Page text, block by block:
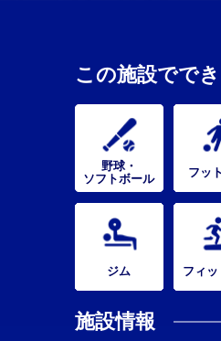
この施設でで
野球・
ソフトボール
フッ
ジム フィッ
施設情報